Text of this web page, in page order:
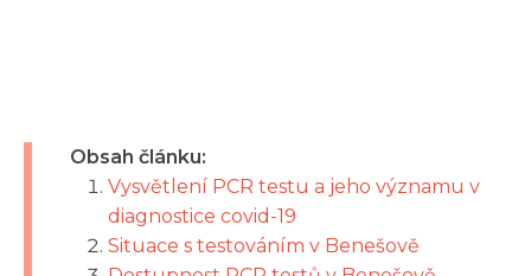
Obsah článku:
Vysvětlení PCR testu a jeho významu v
diagnostice covid-19
Situace s testováním v Benešově